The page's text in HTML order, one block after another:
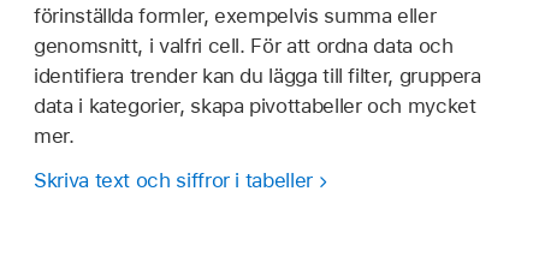
förinställda formler, exempelvis summa eller
genomsnitt, i valfri cell. För att ordna data och
identifiera trender kan du lägga till filter, gruppera
data i kategorier, skapa pivottabeller och mycket
mer.
Skriva text och siffror i tabeller